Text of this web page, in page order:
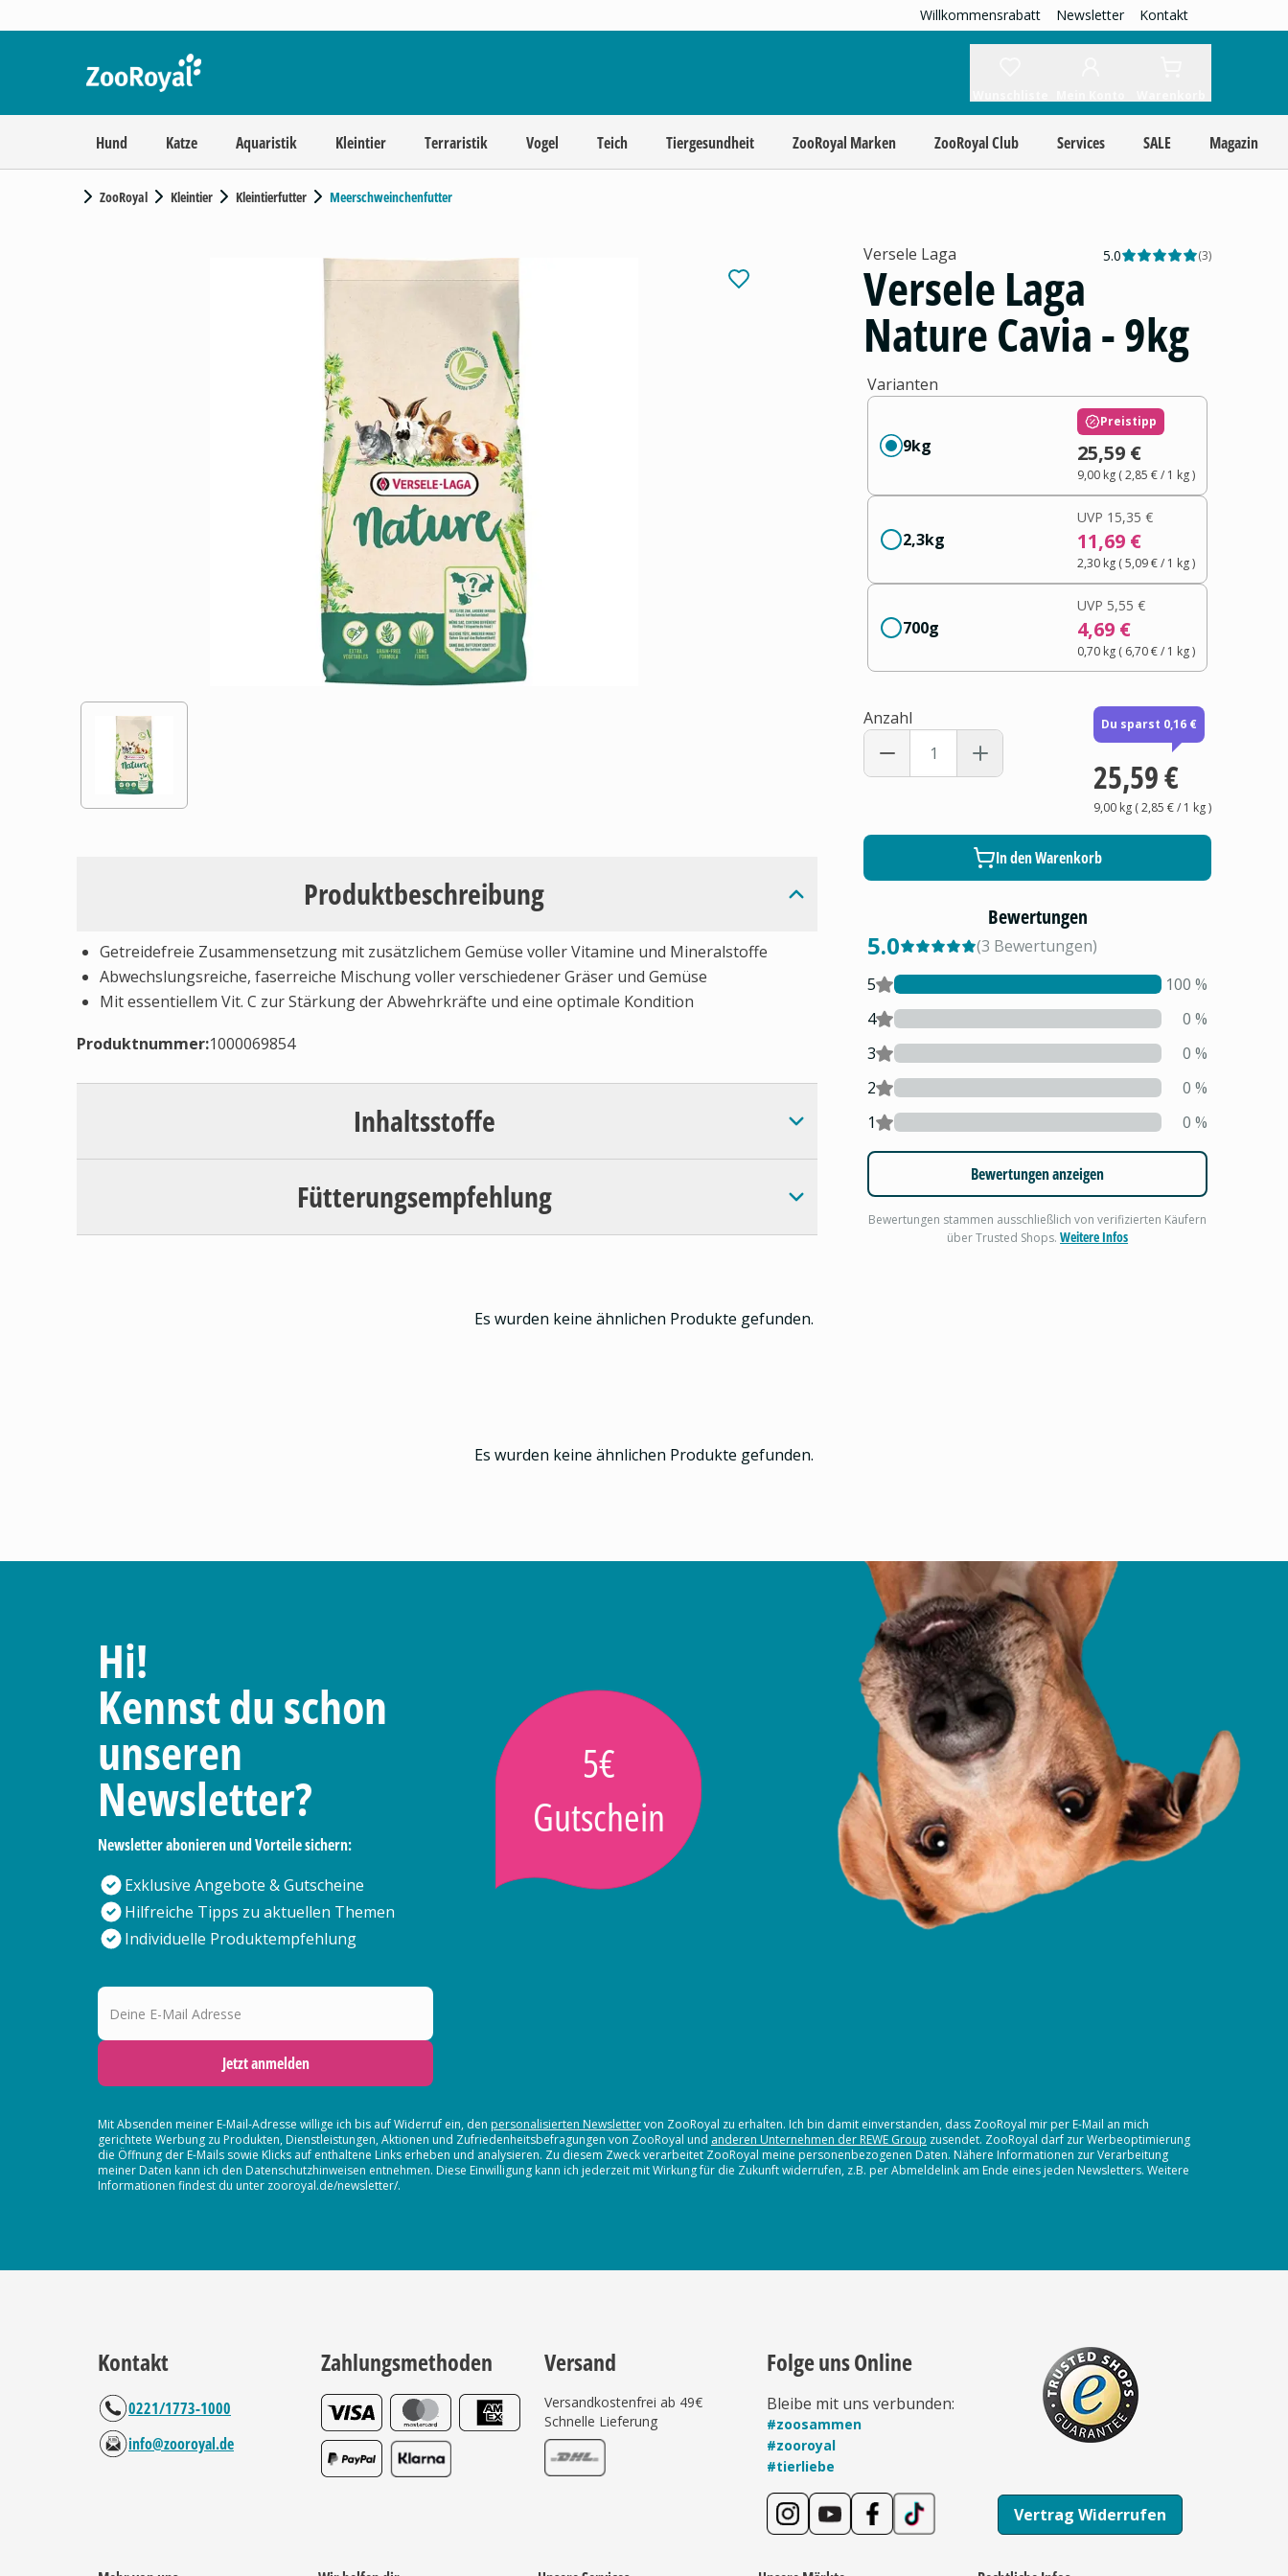
Willkommensrabatt Newsletter Kontakt
Hund Katze Aquaristik Kleintier Terraristik Vogel Teich Tiergesundheit ZooRoyal Marken ZooRoyal Club Services SALE Magazin
ZooRoyal Kleintier Kleintierfutter Meerschweinchenfutter
Produktbeschreibung
Getreidefreie Zusammensetzung mit zusätzlichem Gemüse voller Vitamine und Mineralstoffe
Abwechslungsreiche, faserreiche Mischung voller verschiedener Gräser und Gemüse
Mit essentiellem Vit. C zur Stärkung der Abwehrkräfte und eine optimale Kondition
Produktnummer:1000069854
Inhaltsstoffe
Fütterungsempfehlung
Versele Laga 5.0 (3)
Versele Laga
Nature Cavia - 9kg
Varianten
9kg
Preistipp
25,59 €
9,00 kg(2,85 €/ 1 kg)
2,3kg
UVP 15,35 €
11,69 €
2,30 kg(5,09 €/ 1 kg)
700g
UVP 5,55 €
4,69 €
0,70 kg( 6,70 €/ 1 kg)
Anzahl Du sparst 0,16 €
25,59 €
9,00 kg(2,85 €/ 1 kg)
In den Warenkorb
Bewertungen
5.0 (3 Bewertungen)
5
100 %
4
0 %
3
0 %
2
0 %
1
0 %
Bewertungen anzeigen
Bewertungen stammen ausschließlich von verifizierten Käufern
über Trusted Shops.Weitere Infos
Es wurden keine ähnlichen Produkte gefunden.
Es wurden keine ähnlichen Produkte gefunden.
Hi!
Kennst du schon
unseren
Newsletter?
Newsletter abonieren und Vorteile sichern:
Exklusive Angebote & Gutscheine
Hilfreiche Tipps zu aktuellen Themen
Individuelle Produktempfehlung
5€
Gutschein
Deine E-Mail Adresse
Jetzt anmelden
Mit Absenden meiner E-Mail-Adresse willige ich bis auf Widerruf ein, den personalisierten Newslettervon ZooRoyal zu erhalten. Ich bin damit einverstanden, dass ZooRoyal mir per E-Mail an mich
gerichtete Werbung zu Produkten, Dienstleistungen, Aktionen und Zufriedenheitsbefragungen von ZooRoyal und anderen Unternehmen der REWE Group zusendet. ZooRoyal darf zur Werbeoptimierung
die Öffnung der E-Mails sowie Klicks auf enthaltene Links erheben und analysieren. Zu diesem Zweck verarbeitet ZooRoyal meine personenbezogenen Daten. Nähere Informationen zur Verarbeitung
meiner Daten kann ich den Datenschutzhinweisen entnehmen. Diese Einwilligung kann ich jederzeit mit Wirkung für die Zukunft widerrufen, z.B. per Abmeldelink am Ende eines jeden Newsletters. Weitere
Informationen findest du unter zooroyal.de/newsletter/.
Kontakt
0221/1773-1000
info@zooroyal.de
Zahlungsmethoden Versand
Versandkostenfrei ab 49€
Schnelle Lieferung
Folge uns Online
Bleibe mit uns verbunden:
#zoosammen
#zooroyal
#tierliebe
Vertrag Widerrufen